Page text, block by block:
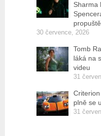
Sharma
30 července, 2026
Tomb
láká na
videu
31
plně se
31